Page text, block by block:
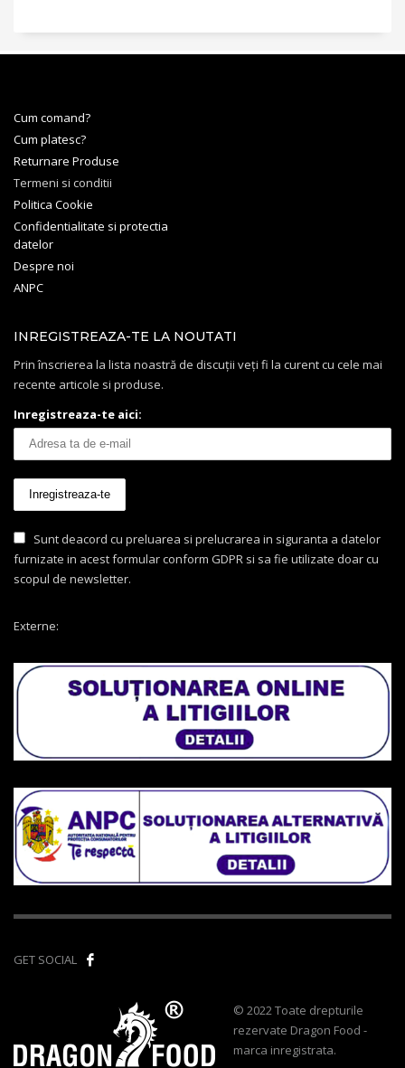
Cum comand?
Cum platesc?
Returnare Produse
Termeni si conditii
Politica Cookie
Confidentialitate si protectia
datelor
Despre noi
ANPC
INREGISTREAZA-TE LA NOUTATI
Prin înscrierea la lista noastră de discuții veți fi la curent cu cele mai
recente articole si produse.
Inregistreaza-te aici:
Sunt deacord cu preluarea si prelucrarea in siguranta a datelor
furnizate in acest formular conform GDPR si sa fie utilizate doar cu
scopul de newsletter.
Externe:
GET SOCIAL
© 2022 Toate drepturile
rezervate Dragon Food -
marca inregistrata.